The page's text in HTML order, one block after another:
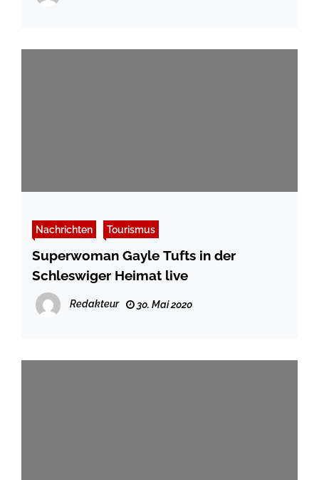
Nachrichten Tourismus
Superwoman Gayle Tufts in der
Schleswiger Heimat live
Redakteur 30. Mai 2020